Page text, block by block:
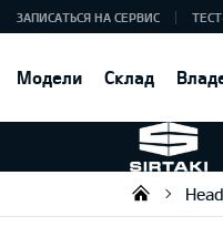
Модели Склад
ЗАПИСАТЬСЯ НА СЕРВИС